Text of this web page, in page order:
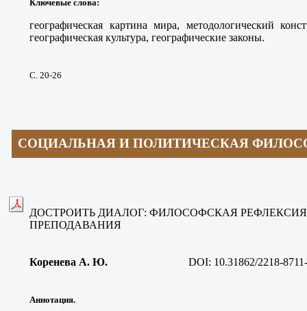
Ключевые слова:
географическая картина мира, методологический
географическая культура, географические законы.
С. 20-26
СОЦИАЛЬНАЯ И ПОЛИТИЧЕСКАЯ
ДОСТРОИТЬ ДИАЛОГ: ФИЛОСОФСКАЯ
ПРЕПОДАВАНИЯ
Коренева А. Ю. DOI: 10.31862/2218-
Аннотация.